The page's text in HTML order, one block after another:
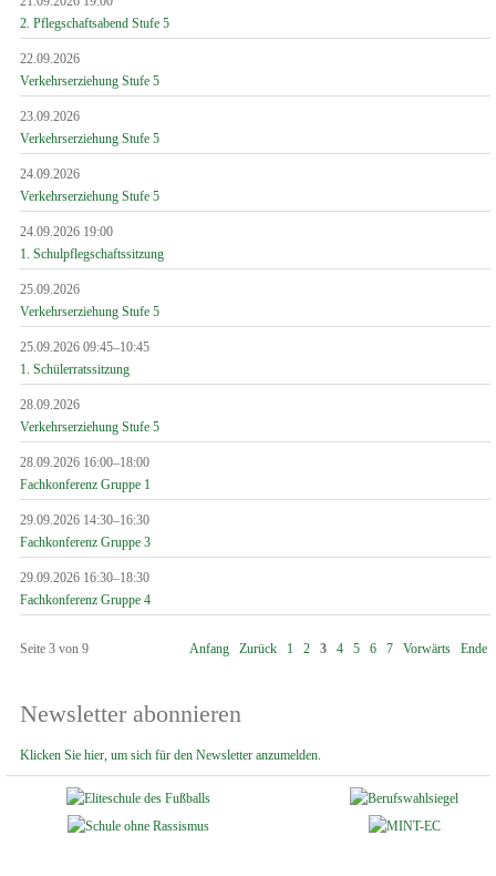
2. Pflegschaftsabend Stufe 5
22.09.2026
Verkehrserziehung Stufe 5
23.09.2026
Verkehrserziehung Stufe 5
24.09.2026
Verkehrserziehung Stufe 5
24.09.2026 19:00
1. Schulpflegschaftssitzung
25.09.2026
Verkehrserziehung Stufe 5
25.09.2026 09:45–10:45
1. Schülerratssitzung
28.09.2026
Verkehrserziehung Stufe 5
28.09.2026 16:00–18:00
Fachkonferenz Gruppe 1
29.09.2026 14:30–16:30
Fachkonferenz Gruppe 3
29.09.2026 16:30–18:30
Fachkonferenz Gruppe 4
Seite 3 von 9 Anfang Zurück 1 2 3 4 5 6 7 Vorwärts Ende
Newsletter abonnieren
Klicken Sie hier, um sich für den Newsletter anzumelden.